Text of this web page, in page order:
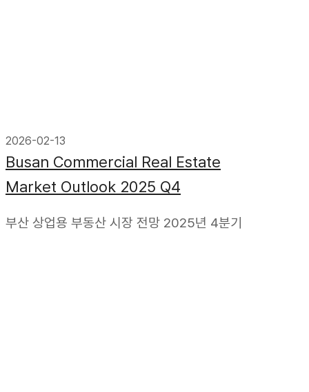
2026-02-13
Busan Commercial Real Estate
Market Outlook 2025 Q4
부산 상업용 부동산 시장 전망 2025년 4분기